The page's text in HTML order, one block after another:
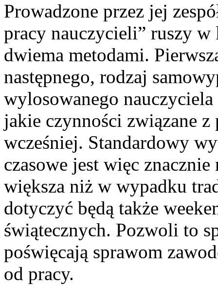
Prowadzone przez jej
pracy nauczycieli” ruszy
dwiema metodami.
następnego, rodzaj
wylosowanego
jakie czynności związane z
wcześniej. Standardowy
czasowe jest więc
większa niż w wypadku
dotyczyć będą także
świątecznych. Pozwoli to
poświęcają sprawom
od pracy.